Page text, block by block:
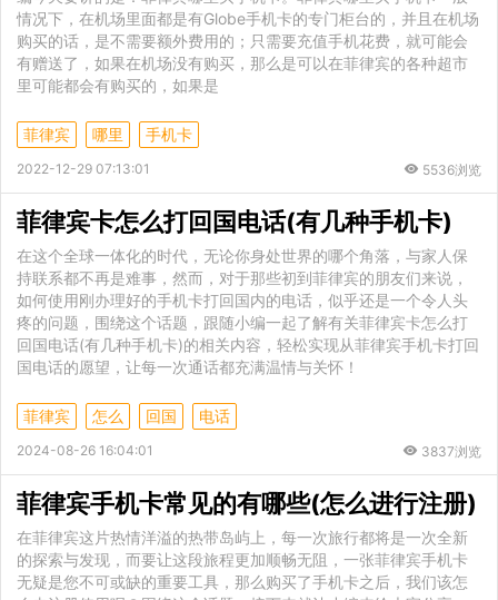
情况下，在机场里面都是有Globe手机卡的专门柜台的，并且在机场
购买的话，是不需要额外费用的；只需要充值手机花费，就可能会
有赠送了，如果在机场没有购买，那么是可以在菲律宾的各种超市
里可能都会有购买的，如果是
菲律宾 哪里 手机卡
2022-12-29 07:13:01 5536浏览
菲律宾卡怎么打回国电话(有几种手机卡)
在这个全球一体化的时代，无论你身处世界的哪个角落，与家人保
持联系都不再是难事，然而，对于那些初到菲律宾的朋友们来说，
如何使用刚办理好的手机卡打回国内的电话，似乎还是一个令人头
疼的问题，围绕这个话题，跟随小编一起了解有关菲律宾卡怎么打
回国电话(有几种手机卡)的相关内容，轻松实现从菲律宾手机卡打回
国电话的愿望，让每一次通话都充满温情与关怀！
菲律宾 怎么 回国 电话
2024-08-26 16:04:01 3837浏览
菲律宾手机卡常见的有哪些(怎么进行注册)
在菲律宾这片热情洋溢的热带岛屿上，每一次旅行都将是一次全新
的探索与发现，而要让这段旅程更加顺畅无阻，一张菲律宾手机卡
无疑是您不可或缺的重要工具，那么购买了手机卡之后，我们该怎